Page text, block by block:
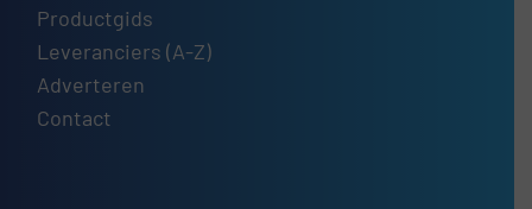
Productgids
Leveranciers (A-Z)
Adverteren
Contact